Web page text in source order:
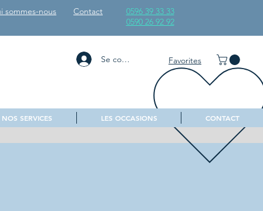
sommes-nous Contact
0596 39 33 33
0590 26 92 92
Se connecter Favorites
NOS SERVICES LES OCCASIONS CONTACT